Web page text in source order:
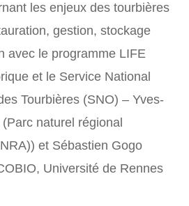
les enjeux des tourbières
gestion, stockage
avec le programme LIFE
et le Service National
Tourbières (SNO) – Yves-
naturel régional
et Sébastien Gogo
Université de Rennes